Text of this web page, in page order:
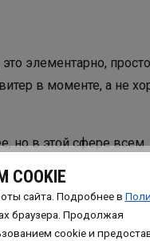
сайта. Подробнее в
браузера. Продолжая
cookie и
элементарно,
в моменте, а не
но в этой сфере всем
выводы и